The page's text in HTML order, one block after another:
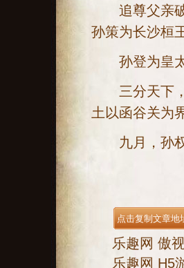
追尊父亲破
孙策为长沙桓
孙登为皇太
三分天下，
土以函谷关为
九月，孙权
乐趣网 傲
乐趣网 H5